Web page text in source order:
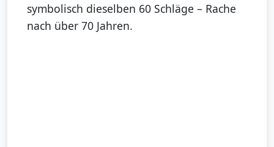
symbolisch dieselben 60 Schläge – Rache
nach über 70 Jahren.